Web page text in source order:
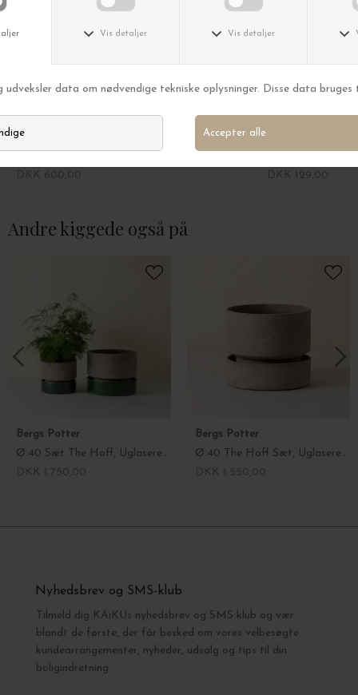
Bergs Potter
Andre kiggede også på
Bergs Potter
Ø:40 Sæt The Hoff, Uglaseret Grå Krukke + Glaseret Emerald Green Underskål - Hent selv
Bergs Potter
Ø:40 The Hoff Sæt, Uglaseret Grå - Hent selv
Nyhedsbrev og SMS-klub
Tilmeld dig KAiKUs nyhedsbrev og SMS klub og vær
blandt de første, der får besked om vores velbesøgte
kundearrangementer, nyheder, udsalg og tips til din
boligindretning.